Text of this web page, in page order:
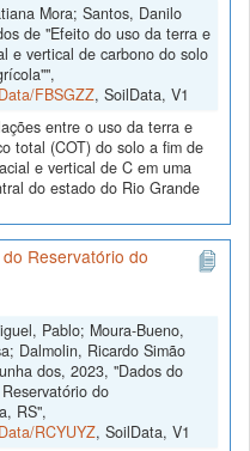
Mora; Santos, Danilo
de "Efeito do uso da terra e
e vertical de carbono do solo
FBSGZZ, SoilData, V1
entre o uso da terra e
total (COT) do solo a fim de
e vertical de C em uma
do estado do Rio Grande
Reservatório do
Pablo; Moura-Bueno,
Dalmolin, Ricardo Simão
dos, 2023, "Dados do
do
RS",
RCYUYZ, SoilData, V1